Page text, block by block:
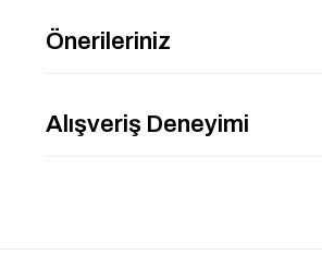
Önerileriniz
Alışveriş Deneyimi